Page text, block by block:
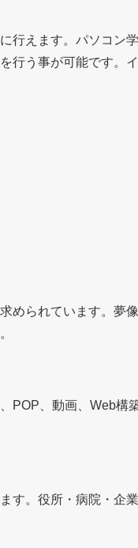
行えます。パソコン
行う事が可能です。
められています。夢
POP、動画、Web構
す。役所・病院・企